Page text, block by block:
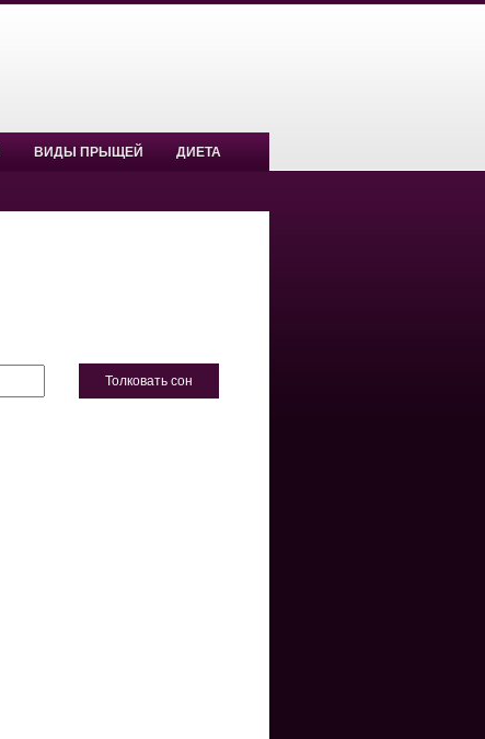
ВИДЫ ПРЫЩЕЙ ДИЕТА
Толковать сон